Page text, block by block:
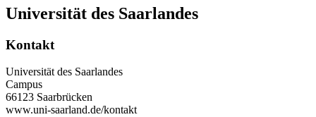
Universität des Saarlandes
Kontakt
Universität des Saarlandes
Campus
66123 Saarbrücken
www.uni-saarland.de/kontakt